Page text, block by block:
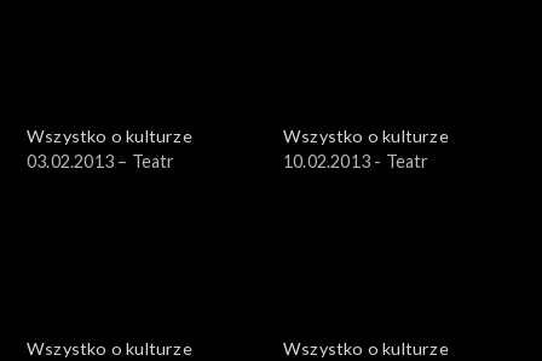
Wszystko o kulturze
03.02.2013 – Teatr
Wszystko o kulturze
10.02.2013 - Teatr
Wszystko o kulturze
Wszystko o kulturze